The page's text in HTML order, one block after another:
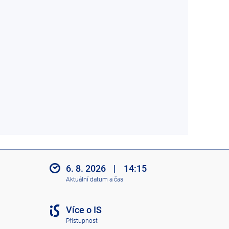
6. 8. 2026 | 14:15
Aktuální datum a čas
Více o IS
Přístupnost